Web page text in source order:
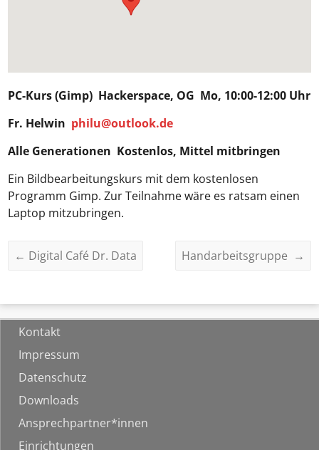
PC-Kurs (Gimp) Hackerspace, OG Mo, 10:00-12:00 Uhr
Fr. Helwin philu@outlook.de
Alle Generationen Kostenlos, Mittel mitbringen
Ein Bildbearbeitungskurs mit dem kostenlosen
Programm Gimp. Zur Teilnahme wäre es ratsam einen
Laptop mitzubringen.
← Digital Café Dr. Data Handarbeitsgruppe →
Kontakt
Impressum
Datenschutz
Downloads
Ansprechpartner*innen
Einrichtungen